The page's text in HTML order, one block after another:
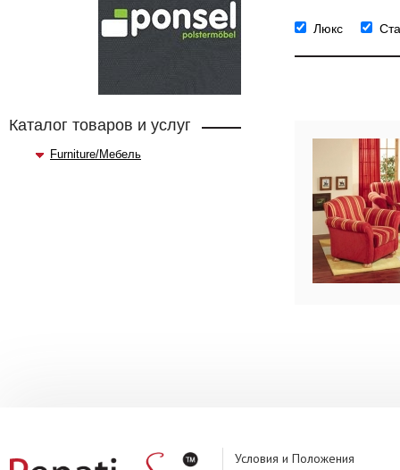
Каталог товаров и услуг
Furniture/Мебель
Люкс
Условия и Положения